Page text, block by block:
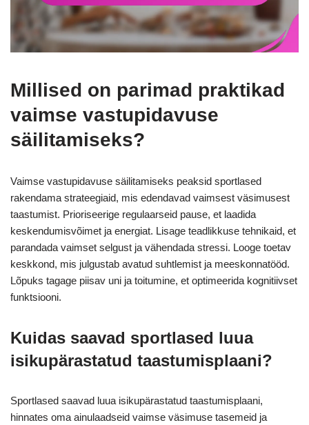
Millised on parimad praktikad
vaimse vastupidavuse
säilitamiseks?
Vaimse vastupidavuse säilitamiseks peaksid sportlased
rakendama strateegiaid, mis edendavad vaimsest väsimusest
taastumist. Prioriseerige regulaarseid pause, et laadida
keskendumisvõimet ja energiat. Lisage teadlikkuse tehnikaid, et
parandada vaimset selgust ja vähendada stressi. Looge toetav
keskkond, mis julgustab avatud suhtlemist ja meeskonnatööd.
Lõpuks tagage piisav uni ja toitumine, et optimeerida kognitiivset
funktsiooni.
Kuidas saavad sportlased luua
isikupärastatud taastumisplaani?
Sportlased saavad luua isikupärastatud taastumisplaani,
hinnates oma ainulaadseid vaimse väsimuse tasemeid ja